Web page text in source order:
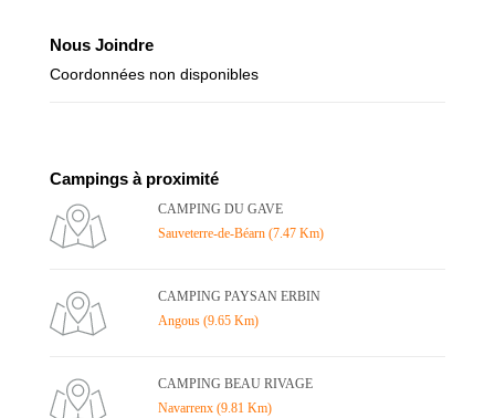
Nous Joindre
Coordonnées non disponibles
Campings à proximité
CAMPING DU GAVE
Sauveterre-de-Béarn (7.47 Km)
CAMPING PAYSAN ERBIN
Angous (9.65 Km)
CAMPING BEAU RIVAGE
Navarrenx (9.81 Km)